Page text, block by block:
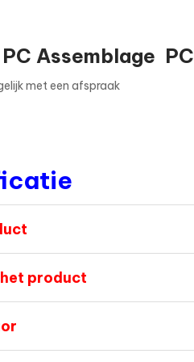
Assemblage PC
met een afspraak
product